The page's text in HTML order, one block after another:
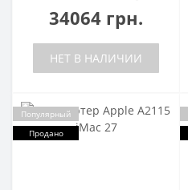
34064 грн.
НЕТ В НАЛИЧИИ
Популярный
Продано